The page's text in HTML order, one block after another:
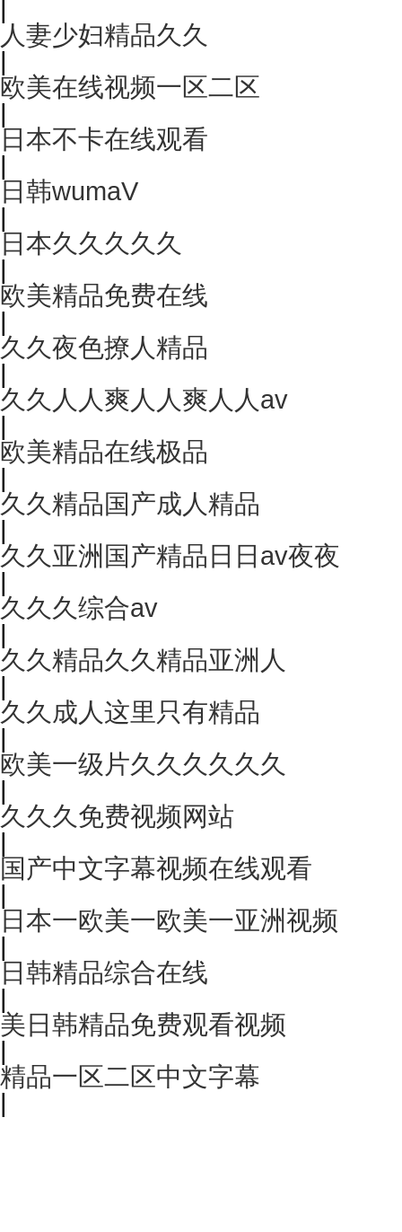
人妻少妇精品久久
|
欧美在线视频一区二区
|
日本不卡在线观看
|
日韩wumaV
|
日本久久久久久
|
欧美精品免费在线
|
久久夜色撩人精品
|
久久人人爽人人爽人人av
|
欧美精品在线极品
|
久久精品国产成人精品
|
久久亚洲国产精品日日av夜夜
|
久久久综合av
|
久久精品久久精品亚洲人
|
久久成人这里只有精品
|
欧美一级片久久久久久久
|
久久久免费视频网站
|
国产中文字幕视频在线观看
|
日本一欧美一欧美一亚洲视频
|
日韩精品综合在线
|
美日韩精品免费观看视频
|
精品一区二区中文字幕
|